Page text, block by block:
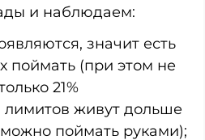
и наблюдаем:
значит есть
поймать (при этом не
21%
живут дольше
поймать руками);